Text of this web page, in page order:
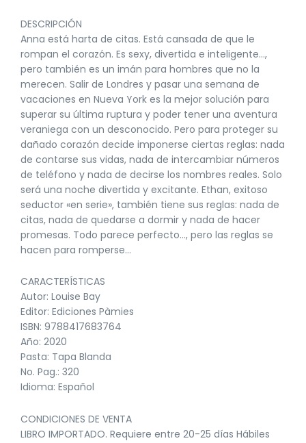
DESCRIPCIÓN
Anna está harta de citas. Está cansada de que le
rompan el corazón. Es sexy, divertida e inteligente…,
pero también es un imán para hombres que no la
merecen. Salir de Londres y pasar una semana de
vacaciones en Nueva York es la mejor solución para
superar su última ruptura y poder tener una aventura
veraniega con un desconocido. Pero para proteger su
dañado corazón decide imponerse ciertas reglas: nada
de contarse sus vidas, nada de intercambiar números
de teléfono y nada de decirse los nombres reales. Solo
será una noche divertida y excitante. Ethan, exitoso
seductor «en serie», también tiene sus reglas: nada de
citas, nada de quedarse a dormir y nada de hacer
promesas. Todo parece perfecto…, pero las reglas se
hacen para romperse…
CARACTERÍSTICAS
Autor: Louise Bay
Editor: Ediciones Pàmies
ISBN: 9788417683764
Año: 2020
Pasta: Tapa Blanda
No. Pag.: 320
Idioma: Español
CONDICIONES DE VENTA
LIBRO IMPORTADO. Requiere entre 20-25 días Hábiles